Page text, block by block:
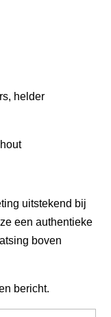
helder
uitstekend bij
een authentieke
boven
bericht.